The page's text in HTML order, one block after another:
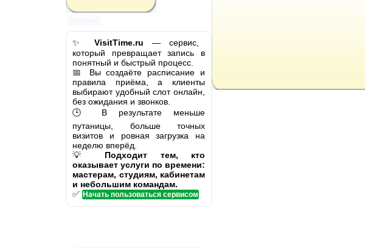
✨ VisitTime.ru — сервис,
который превращает запись в
понятный и быстрый процесс.
📅 Вы создаёте расписание и
правила приёма, а клиенты
выбирают удобный слот онлайн,
без ожидания и звонков.
🕒 В результате меньше
путаницы, больше точных
визитов и ровная загрузка на
неделю вперёд.
💡 Подходит тем, кто
оказывает услуги по времени:
мастерам, студиям, кабинетам
и небольшим командам.
✅ Начать пользоваться сервисом